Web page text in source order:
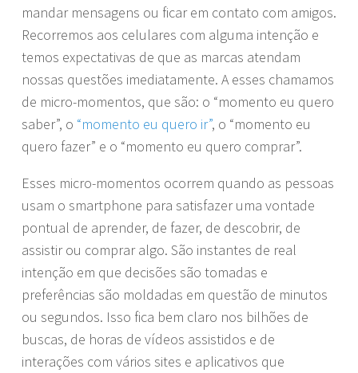
mandar mensagens ou ficar em contato com amigos.
Recorremos aos celulares com alguma intenção e
temos expectativas de que as marcas atendam
nossas questões imediatamente. A esses chamamos
de micro-momentos, que são: o “momento eu quero
saber”, o “momento eu quero ir”, o “momento eu
quero fazer” e o “momento eu quero comprar”.
Esses micro-momentos ocorrem quando as pessoas
usam o smartphone para satisfazer uma vontade
pontual de aprender, de fazer, de descobrir, de
assistir ou comprar algo. São instantes de real
intenção em que decisões são tomadas e
preferências são moldadas em questão de minutos
ou segundos. Isso fica bem claro nos bilhões de
buscas, de horas de vídeos assistidos e de
interações com vários sites e aplicativos que